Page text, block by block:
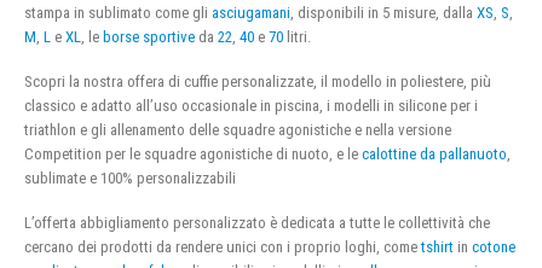
stampa in sublimato come gli asciugamani , disponibili in 5 misure, dalla XS S
M L e XL , le borse sportive da 22 40 e 70 litri.
Scopri la nostra offera di cuffie personalizzate, il modello in poliestere, più
classico e adatto all’uso occasionale in piscina, i modelli in silicone per i
triathlon e gli allenamento delle squadre agonistiche e nella versione
Competition per le squadre agonistiche di nuoto, e le calottine da pallanuoto,
sublimate e 100% personalizzabili
L’offerta abbigliamento personalizzato è dedicata a tutte le collettività che
cercano dei prodotti da rendere unici con i proprio loghi, cometshirt in cotone